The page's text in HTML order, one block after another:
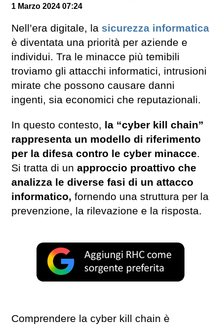
1 Marzo 2024 07:24
Nell’era digitale, la sicurezza informatica
è diventata una priorità per aziende e
individui. Tra le minacce più temibili
troviamo gli attacchi informatici, intrusioni
mirate che possono causare danni
ingenti, sia economici che reputazionali.
In questo contesto, la “cyber kill chain”
rappresenta un modello di riferimento
per la difesa contro le cyber minacce.
Si tratta di un approccio proattivo che
analizza le diverse fasi di un attacco
informatico, fornendo una struttura per la
prevenzione, la rilevazione e la risposta.
Comprendere la cyber kill chain è